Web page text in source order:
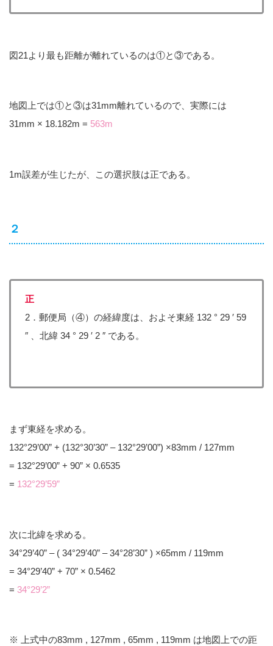
図21より最も距離が離れているのは①と③である。
地図上では①と③は31mm離れているので、実際には
31mm × 18.182m = 563m
1m誤差が生じたが、この選択肢は正である。
２
正
2．郵便局（④）の経緯度は、およそ東経 132 ° 29 ′ 59
″ 、北緯 34 ° 29 ′ 2 ″ である。
まず東経を求める。
132°29’00” + (132°30’30” – 132°29’00”) ×83mm / 127mm
= 132°29’00” + 90” × 0.6535
= 132°29’59”
次に北緯を求める。
34°29’40” – ( 34°29’40” – 34°28’30” ) ×65mm / 119mm
= 34°29’40” + 70” × 0.5462
= 34°29’2”
※ 上式中の83mm , 127mm , 65mm , 119mm は地図上での距